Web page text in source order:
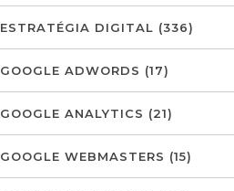
ESTRATÉGIA DIGITAL (336)
GOOGLE ADWORDS (17)
GOOGLE ANALYTICS (21)
GOOGLE WEBMASTERS (15)